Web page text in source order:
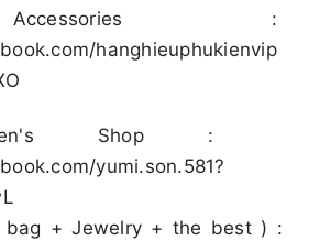
:
hanghieuphukienvip
Shop :
yumi.son.581?
bag + Jewelry + the best ) :